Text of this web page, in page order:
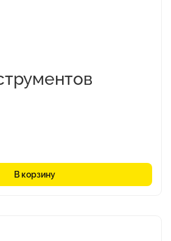
В корзину